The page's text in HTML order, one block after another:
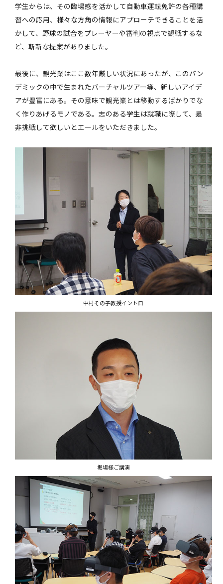
学生からは、その臨場感を活かして自動車運転免許の各種講
習への応用、様々な方角の情報にアプローチできることを活
かして、野球の試合をプレーヤーや審判の視点で観戦するな
ど、斬新な提案がありました。
最後に、観光業はここ数年厳しい状況にあったが、このパン
デミックの中で生まれたバーチャルツアー等、新しいアイデ
アが豊富にある。その意味で観光業とは移動するばかりでな
く作りあげるモノである。志のある学生は就職に際して、是
非挑戦して欲しいとエールをいただきました。
中村その子教授イントロ
堀場様ご講演